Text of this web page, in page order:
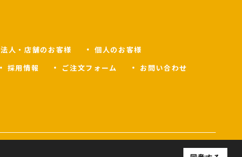
法人・店舗のお客様
個人のお客様
採用情報 ご注文フォーム お問い合わせ